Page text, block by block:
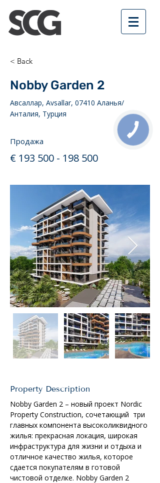
< Back
Nobby Garden 2
Авсаллар, Avsallar, 07410 Аланья/
Анталия, Турция
Продажа
€ 193 500 - 198 500
Property Description
Nobby Garden 2 – новый проект Nordic
Property Construction, сочетающий  три
главных компонента высоколиквидного
жилья: прекрасная локация, широкая
инфраструктура для жизни и отдыха и
отличное качество жилья, которое
сдается покупателям в готовой
чистовой отделке. Nobby Garden 2
КНОПКА
СВЯЗИ